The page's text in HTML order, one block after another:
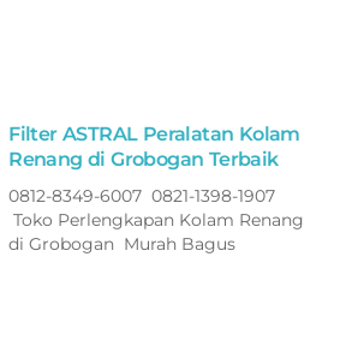
Filter ASTRAL Peralatan Kolam
Renang di Grobogan Terbaik
0812-8349-6007 0821-1398-1907
Toko Perlengkapan Kolam Renang
di Grobogan Murah Bagus